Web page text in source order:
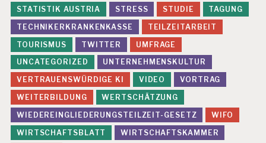
IE
R
U
N
G
G
E
S
U
N
D
E
STATISTIK AUSTRIA
STRESS STUDIE
TAGUNG
TECHNIKERKRANKENKASSE
TEILZEITARBEIT
TOURISMUS
TWITTER
UMFRAGE
UNCATEGORIZED
UNTERNEHMENSKULTUR
VERTRAUENSWÜRDIGE KI
VIDEO
VORTRAG
WEITERBILDUNG
WERTSCHÄTZUNG
WIEDEREINGLIEDERUNGSTEILZEIT-GESETZ
WIFO
WIRTSCHAFTSBLATT
WIRTSCHAFTSKAMMER